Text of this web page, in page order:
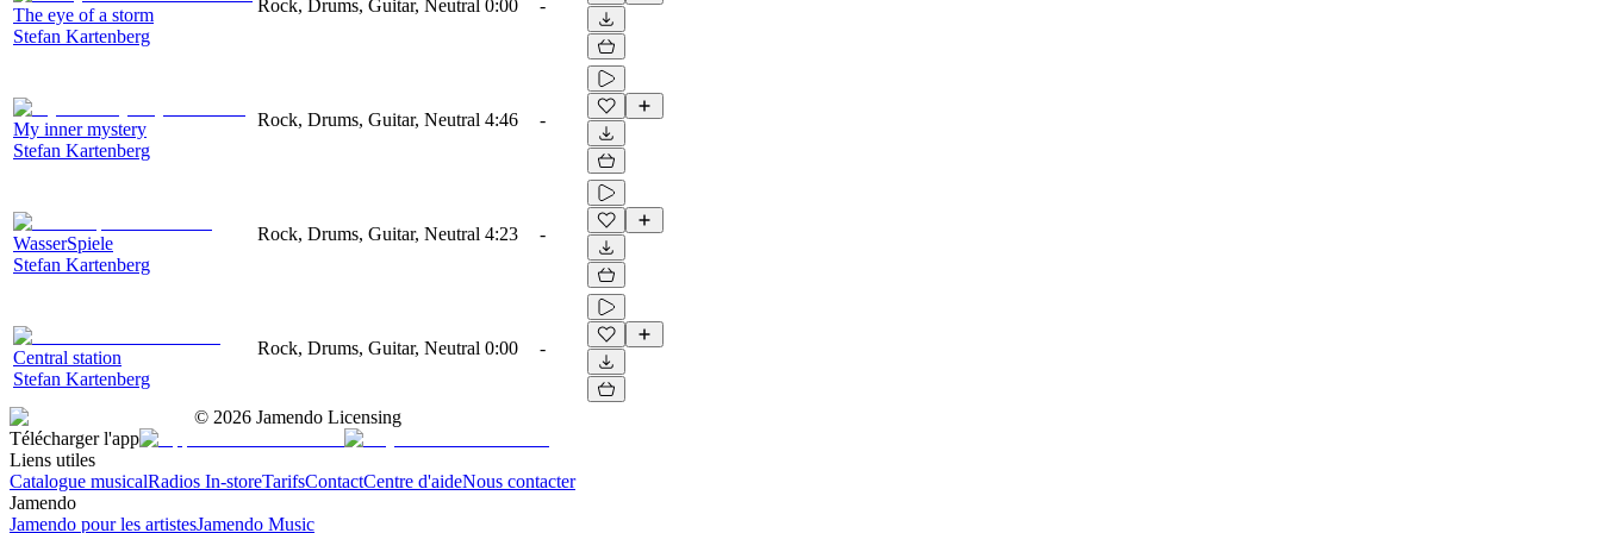
The eye of a storm
Stefan Kartenberg
Rock, Drums, Guitar, Neutral 0:00 -
My inner mystery
Stefan Kartenberg
Rock, Drums, Guitar, Neutral 4:46 -
WasserSpiele
Stefan Kartenberg
Rock, Drums, Guitar, Neutral 4:23 -
Central station
Stefan Kartenberg
Rock, Drums, Guitar, Neutral 0:00 -
© 2026 Jamendo Licensing
Télécharger l'app
Liens utiles
Catalogue musicalRadios In-storeTarifsContactCentre d'aideNous contacter
Jamendo
Jamendo pour les artistesJamendo Music